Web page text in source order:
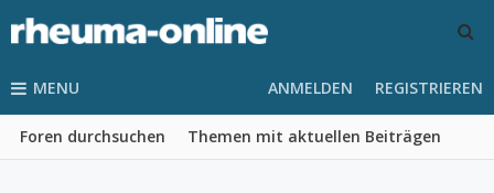
MENU
Foren durchsuchen Themen mit aktuellen Beiträgen
ANMELDEN REGISTRIEREN